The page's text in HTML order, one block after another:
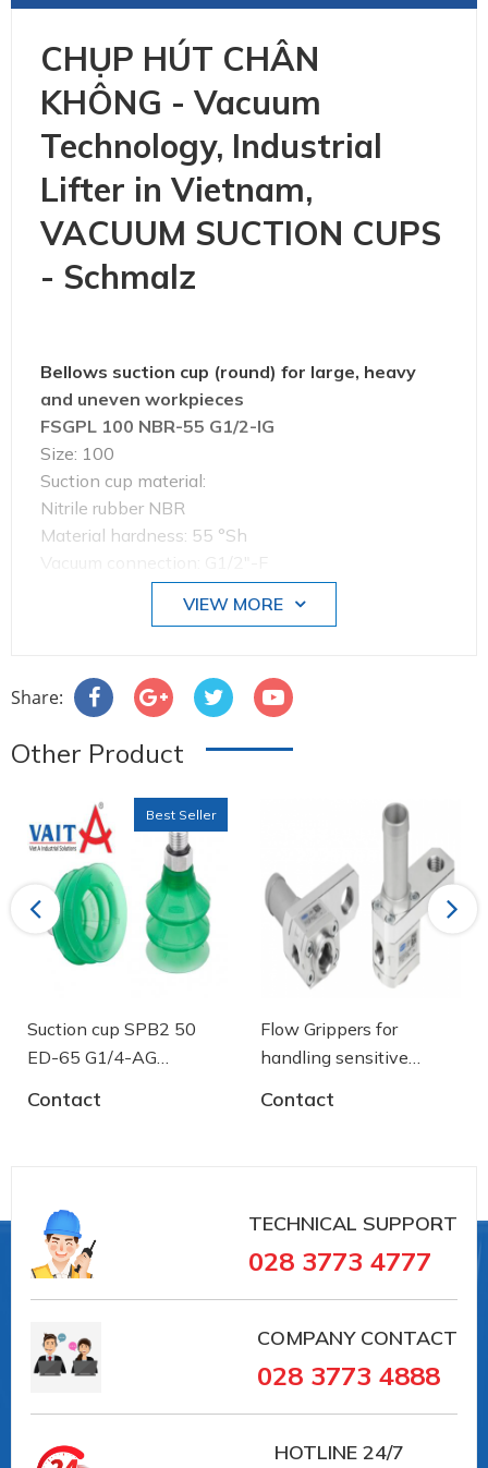
CHỤP HÚT CHÂN
KHÔNG - Vacuum
Technology, Industrial
Lifter in Vietnam,
VACUUM SUCTION CUPS
- Schmalz
Bellows suction cup (round) for large, heavy
and uneven workpieces
FSGPL 100 NBR-55 G1/2-IG
Size: 100
Suction cup material:
Nitrile rubber NBR
Material hardness: 55 °Sh
Vacuum connection: G1/2"-F
Nipple material: Steel
Number of folds: 1.5
#10.01.06.02932 #SCHG00002294
##numhutchankhong #schmalz #phukiennang
#thietbinangcongnghiep
VIEW MORE
Share:
Other Product
Previous
Best Seller
Suction cup SPB2 50
ED-65 G1/4-AG
Contact
Flow Grippers for
handling sensitive
Contact
Next
TECHNICAL SUPPORT
028 3773 4777
COMPANY CONTACT
028 3773 4888
HOTLINE 24/7